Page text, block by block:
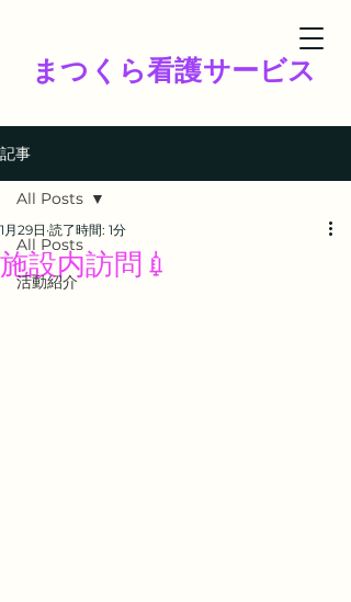
まつくら看護サービス
記事
All Posts
活動紹介
All Posts
施設内訪問💉
1月29日 読了時間: 1分